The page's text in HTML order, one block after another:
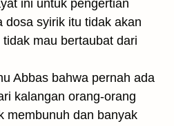
ini untuk pengertian
dosa syirik itu tidak akan
mau bertaubat dari
Abbas bahwa pernah ada
kalangan orang-orang
membunuh dan banyak